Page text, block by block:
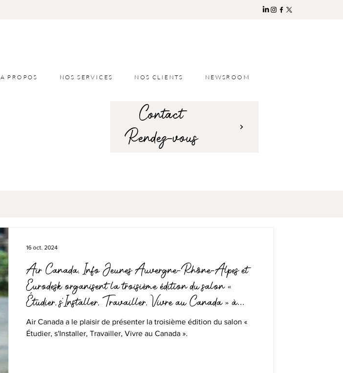
A PROPOS NOS SERVICES NOS CLIENTS NEWSROOM
Rendez-vous
Contact
Air Canada, Info Jeunes Auvergne-Rhône-Alpes et
Eurodesk organisent la troisième édition du salon «
Étudier, s'Installer, Travailler, Vivre au Canada » à
Lyon le 6 novembre 2024
Air Canada a le plaisir de présenter la troisième édition du salon «
Étudier, s'Installer, Travailler, Vivre au Canada ».
16 oct. 2024